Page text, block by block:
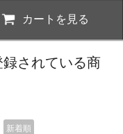
カートを見る
録されている商
新着順